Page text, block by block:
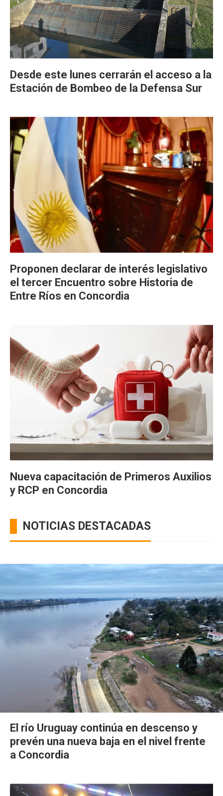
Desde este lunes cerrarán el acceso a la
Estación de Bombeo de la Defensa Sur
Proponen declarar de interés legislativo
el tercer Encuentro sobre Historia de
Entre Ríos en Concordia
Nueva capacitación de Primeros Auxilios
y RCP en Concordia
NOTICIAS DESTACADAS
El río Uruguay continúa en descenso y
prevén una nueva baja en el nivel frente
a Concordia